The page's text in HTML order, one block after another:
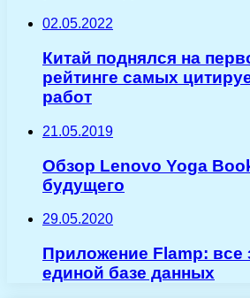
02.05.2022
Китай поднялся на
рейтинге самых
работ
21.05.2019
Обзор Lenovo Yoga
будущего
29.05.2020
Приложение Flamp: все
единой базе данных